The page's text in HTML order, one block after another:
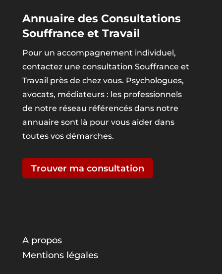
Annuaire des Consultations
Souffrance et Travail
Pour un accompagnement individuel,
contactez une consultation Souffrance et
Travail près de chez vous. Psychologues,
avocats, médiateurs : les professionnels
de notre réseau référencés dans notre
annuaire sont là pour vous aider dans
toutes vos démarches.
Trouver ma consultation
A propos
Mentions légales